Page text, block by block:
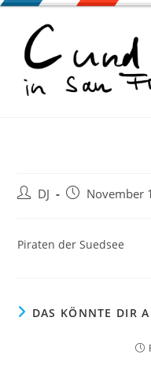
Zum
springen
Beitrags-
DJ
BeitragNovember
Piraten der Suedsee
DAS KÖNNTE DIR